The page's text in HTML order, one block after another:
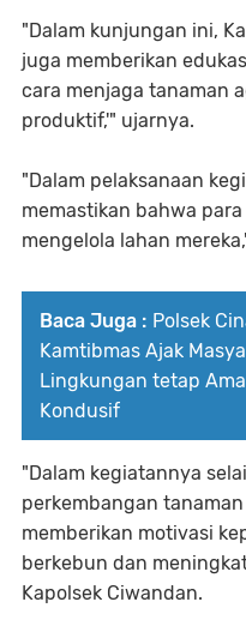
"Dalam kunjungan ini,
juga memberikan
cara menjaga tanaman
produktif,'" ujarnya.
"Dalam pelaksanaan
memastikan bahwa
mengelola lahan
Baca Juga : Polsek
Kamtibmas Ajak
Lingkungan tetap
Kondusif
"Dalam kegiatannya
perkembangan
memberikan motivasi
berkebun dan
Kapolsek Ciwandan.